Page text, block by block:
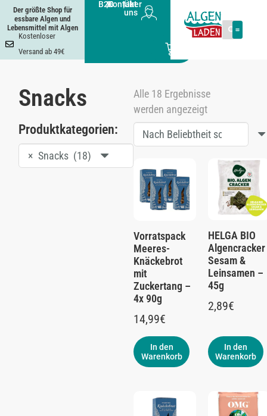
Der größte Shop für
essbare Algen und
Lebensmittel mit Algen
Kostenloser
Versand ab 49€
B2B
|Kontakt
|Über
uns
Snacks
Produktkategorien:
× Snacks (18)
Alle 18 Ergebnisse
werden angezeigt
Vorratspack
Meeres-
Knäckebrot
mit
Zuckertang –
4x 90g
14,99€
In den
Warenkorb
HELGA BIO
Algencracker
Sesam &
Leinsamen –
45g
2,89€
In den
Warenkorb